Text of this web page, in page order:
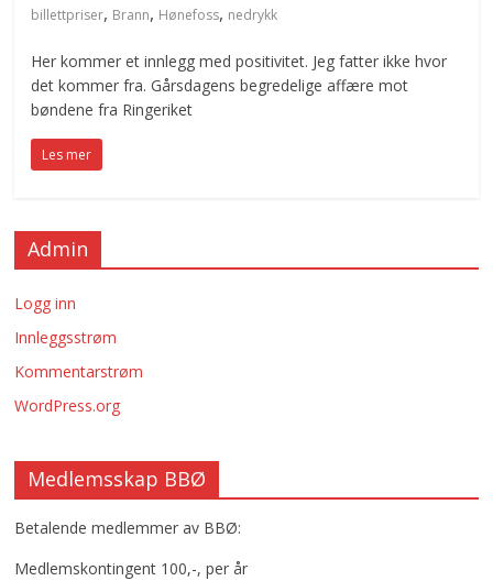
billettpriser, Brann, Hønefoss, nedrykk
Her kommer et innlegg med positivitet. Jeg fatter ikke hvor
det kommer fra. Gårsdagens begredelige affære mot
bøndene fra Ringeriket
Les mer
Admin
Logg inn
Innleggsstrøm
Kommentarstrøm
WordPress.org
Medlemsskap BBØ
Betalende medlemmer av BBØ:
Medlemskontingent 100,-, per år